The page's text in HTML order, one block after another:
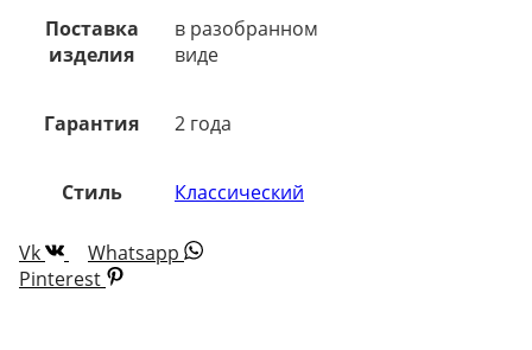
Поставка
изделия
в разобранном
виде
Гарантия 2 года
Стиль Классический
Vk
Whatsapp
Pinterest